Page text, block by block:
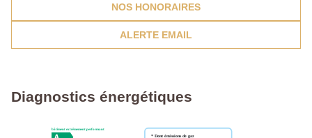
NOS HONORAIRES
ALERTE EMAIL
Diagnostics énergétiques